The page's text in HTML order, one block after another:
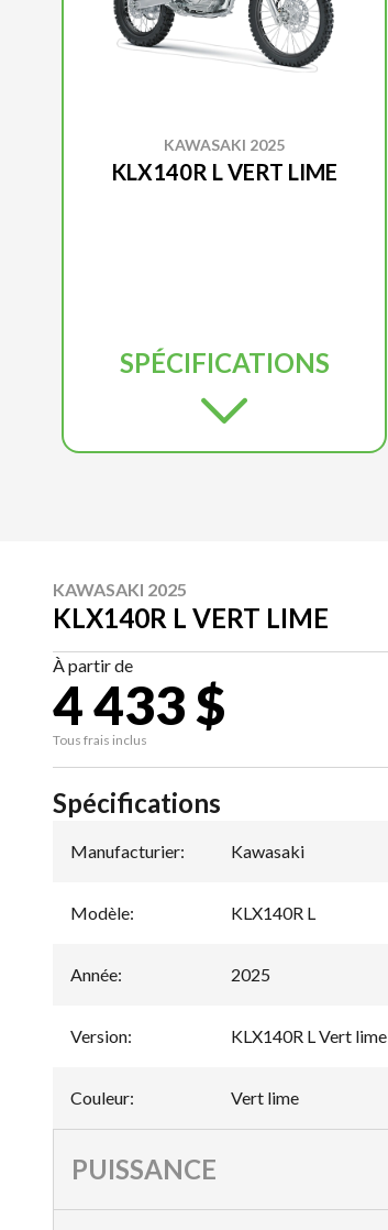
KAWASAKI 2025
KLX140R L VERT LIME
SPÉCIFICATIONS
KAWASAKI 2025
KLX140R L VERT LIME
À partir de
4 433 $
Tous frais inclus
Spécifications
Manufacturier: Kawasaki
Modèle: KLX140R L
Année: 2025
Version: KLX140R L Vert lime
Couleur: Vert lime
PUISSANCE